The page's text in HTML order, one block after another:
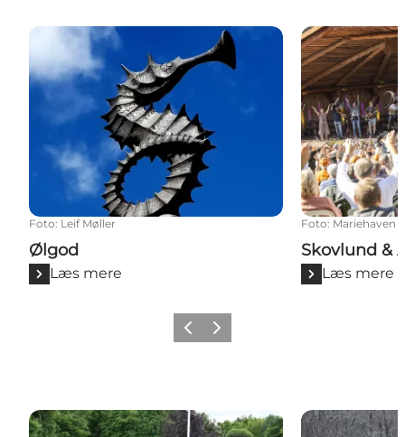
Ølgod
Foto: Leif Møller
Ølgod
Læs mere
Skovlund &
Foto: Mariehaven
Skovlund &
Læs mere
ForrigeNæste
Næsbjerg Tistrup